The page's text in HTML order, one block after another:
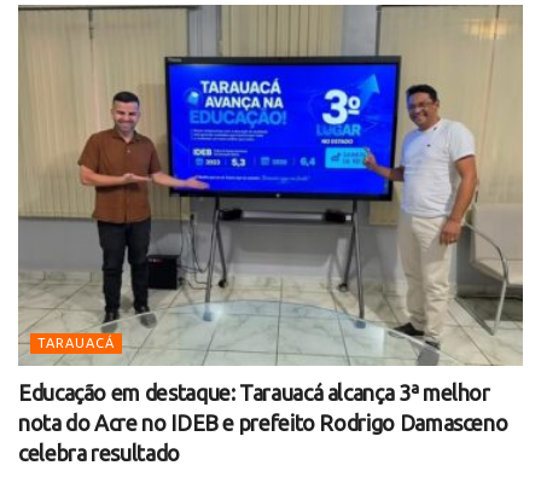
TARAUACÁ
Educação em destaque: Tarauacá alcança 3ª melhor
nota do Acre no IDEB e prefeito Rodrigo Damasceno
celebra resultado